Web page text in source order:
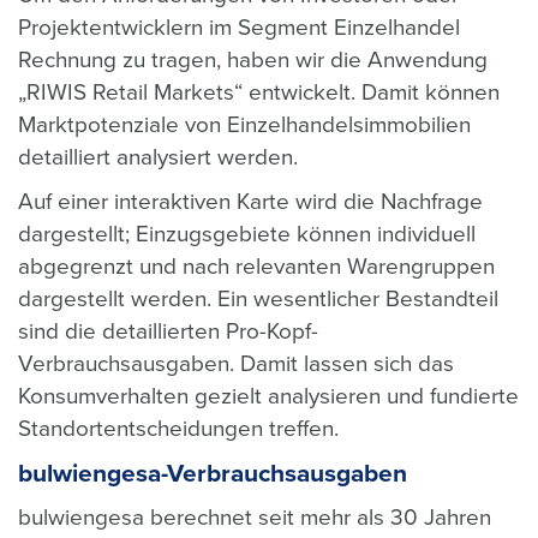
Projektentwicklern im Segment Einzelhandel
Rechnung zu tragen, haben wir die Anwendung
„RIWIS Retail Markets“ entwickelt. Damit können
Marktpotenziale von Einzelhandelsimmobilien
detailliert analysiert werden.
Auf einer interaktiven Karte wird die Nachfrage
dargestellt; Einzugsgebiete können individuell
abgegrenzt und nach relevanten Warengruppen
dargestellt werden. Ein wesentlicher Bestandteil
sind die detaillierten Pro-Kopf-
Verbrauchsausgaben. Damit lassen sich das
Konsumverhalten gezielt analysieren und fundierte
Standortentscheidungen treffen.
bulwiengesa-Verbrauchsausgaben
bulwiengesa berechnet seit mehr als 30 Jahren